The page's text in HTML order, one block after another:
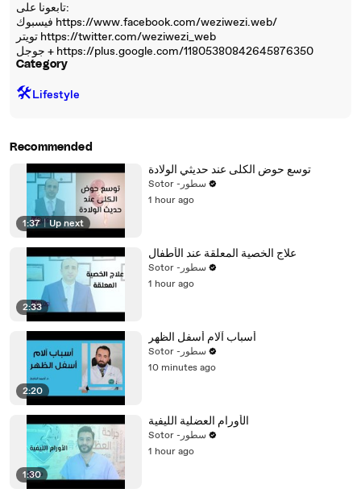
تابعونا على:
فيسبوك https://www.facebook.com/weziwezi.web/
تويتر https://twitter.com/weziwezi_web
جوجل + https://plus.google.com/11805380842645876350
Category
🛠️Lifestyle
Recommended
1:37 | Up next
توسع حوض الكلى عند حديثي الولادة
Sotor -سطور
1 hour ago
2:33
علاج الخصية المعلقة عند الأطفال
Sotor -سطور
1 hour ago
2:20
أسباب آلام أسفل الظهر
Sotor -سطور
10 minutes ago
1:30
الأورام العضلية الليفية
Sotor -سطور
1 hour ago